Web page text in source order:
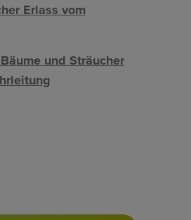
Erlass vom
und Sträucher